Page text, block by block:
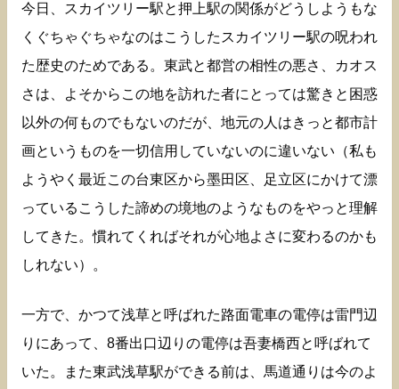
今日、スカイツリー駅と押上駅の関係がどうしようもな
くぐちゃぐちゃなのはこうしたスカイツリー駅の呪われ
た歴史のためである。東武と都営の相性の悪さ、カオス
さは、よそからこの地を訪れた者にとっては驚きと困惑
以外の何ものでもないのだが、地元の人はきっと都市計
画というものを一切信用していないのに違いない（私も
ようやく最近この台東区から墨田区、足立区にかけて漂
っているこうした諦めの境地のようなものをやっと理解
してきた。慣れてくればそれが心地よさに変わるのかも
しれない）。
一方で、かつて浅草と呼ばれた路面電車の電停は雷門辺
りにあって、8番出口辺りの電停は吾妻橋西と呼ばれて
いた。また東武浅草駅ができる前は、馬道通りは今のよ